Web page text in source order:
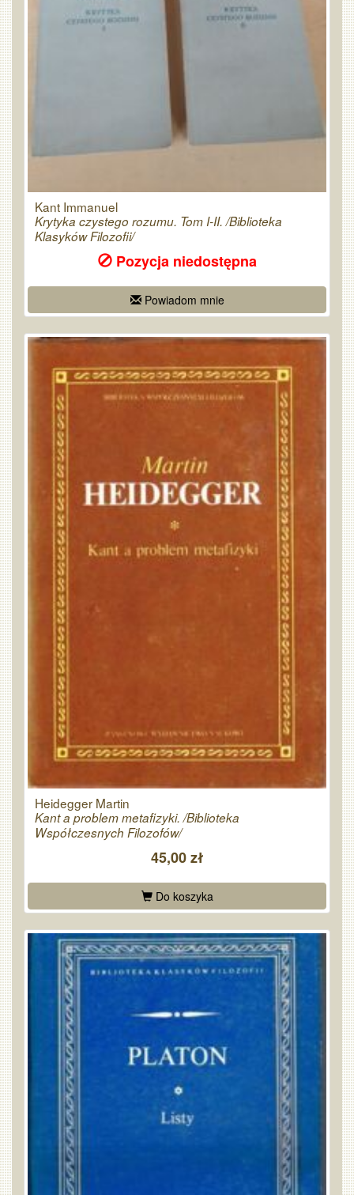
Kant Immanuel
Krytyka czystego rozumu. Tom I-II. /Biblioteka
Klasyków Filozofii/
Pozycja niedostępna
Powiadom mnie
Heidegger Martin
Kant a problem metafizyki. /Biblioteka
Współczesnych Filozofów/
45,00 zł
Do koszyka